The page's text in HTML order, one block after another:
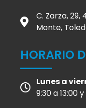
C. Zarza,
Monte,
HORARIO
Lunes a
9:30 a 13:00